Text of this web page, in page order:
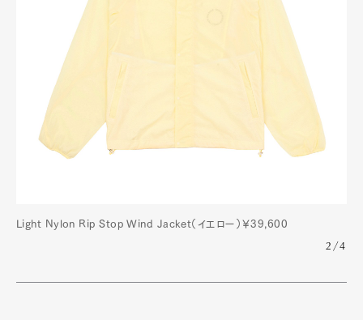
Light Nylon Rip Stop Wind Jacket（イエロー）￥39,600
2/4